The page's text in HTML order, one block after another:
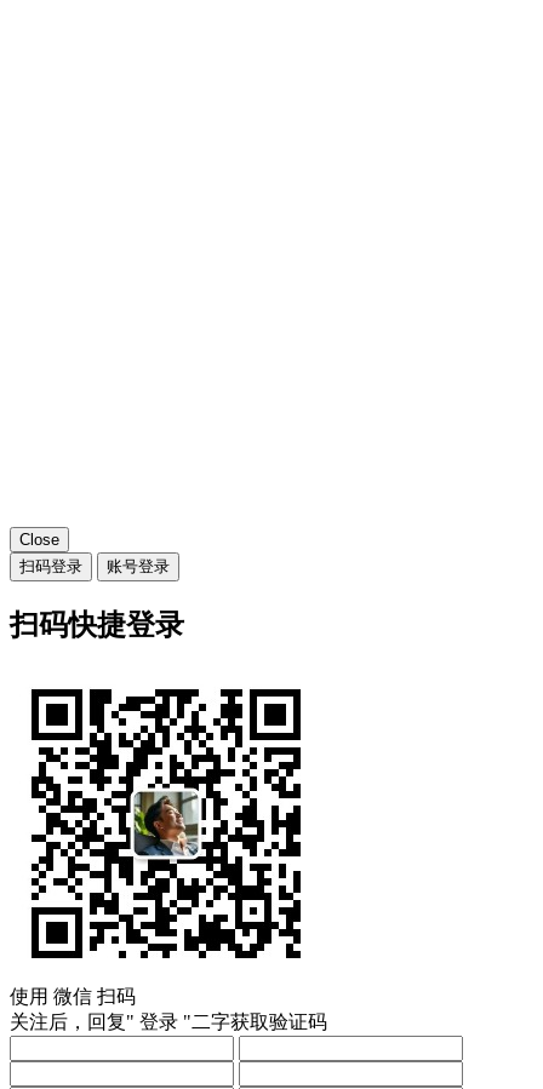
Close
扫码登录
账号登录
扫码快捷登录
使用 微信 扫码
关注后，回复" 登录 "二字获取验证码